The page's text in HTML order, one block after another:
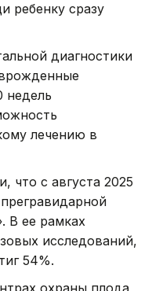
ребенку сразу
диагностики
недель
лечению в
что с августа 2025
В ее рамках
исследований,
54%.